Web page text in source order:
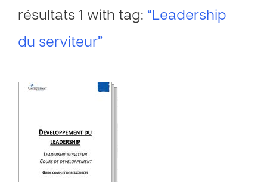
résultats 1 with tag: “Leadership
du serviteur”